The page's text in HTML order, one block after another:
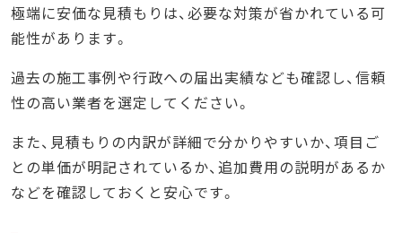
極端に安価な見積もりは、必要な対策が省かれている可
能性があります。
過去の施工事例や行政への届出実績なども確認し、信頼
性の高い業者を選定してください。
また、見積もりの内訳が詳細で分かりやすいか、項目ご
との単価が明記されているか、追加費用の説明があるか
などを確認しておくと安心です。